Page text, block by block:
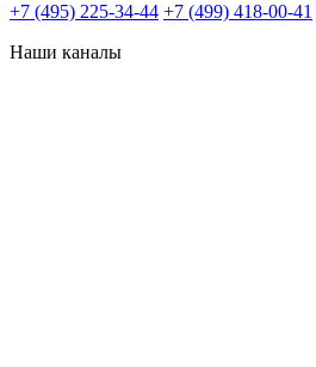
+7 (495) 225-34-44 +7 (499) 418-00-41
Наши каналы